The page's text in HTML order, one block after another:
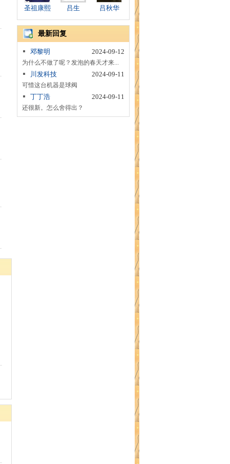
圣祖康熙 吕生 吕秋华
最新回复
邓黎明 2024-09-12
为什么不做了呢？发泡的春天才来...
川发科技 2024-09-11
可惜这台机器是球阀
丁丁浩 2024-09-11
还很新。怎么舍得出？